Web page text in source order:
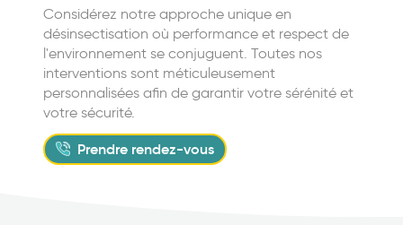
Considérez notre approche unique en
désinsectisation où performance et respect de
l'environnement se conjuguent. Toutes nos
interventions sont méticuleusement
personnalisées afin de garantir votre sérénité et
votre sécurité.
Prendre rendez-vous